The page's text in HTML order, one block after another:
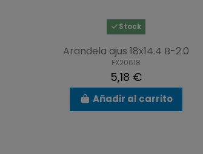
Stock
Arandela ajus 18x14.4 B-2.0
FX20618
5,18 €
Añadir al carrito